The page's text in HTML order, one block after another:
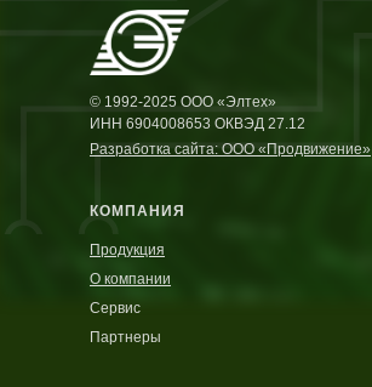
КОМПАНИЯ
Продукция
О компании
Сервис
Партнеры
© 1992-2025 ООО «Элтех»
ИНН 6904008653 ОКВЭД 27.12
Разработка сайта: ООО «Продвижение»